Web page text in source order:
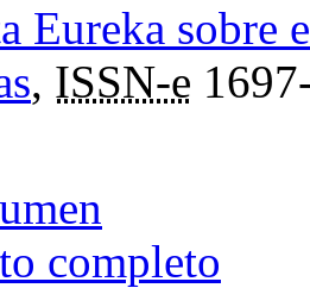
Eureka sobre
, ISSN-e
completo